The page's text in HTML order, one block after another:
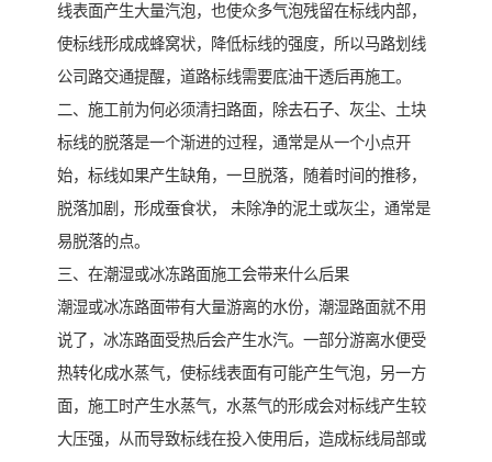
线表面产生大量汽泡，也使众多气泡残留在标线内部，
使标线形成成蜂窝状，降低标线的强度，所以马路划线
公司路交通提醒，道路标线需要底油干透后再施工。
二、施工前为何必须清扫路面，除去石子、灰尘、土块
标线的脱落是一个渐进的过程，通常是从一个小点开
始，标线如果产生缺角，一旦脱落，随着时间的推移，
脱落加剧，形成蚕食状， 未除净的泥土或灰尘，通常是
易脱落的点。
三、在潮湿或冰冻路面施工会带来什么后果
潮湿或冰冻路面带有大量游离的水份，潮湿路面就不用
说了，冰冻路面受热后会产生水汽。一部分游离水便受
热转化成水蒸气，使标线表面有可能产生气泡，另一方
面，施工时产生水蒸气，水蒸气的形成会对标线产生较
大压强，从而导致标线在投入使用后，造成标线局部或